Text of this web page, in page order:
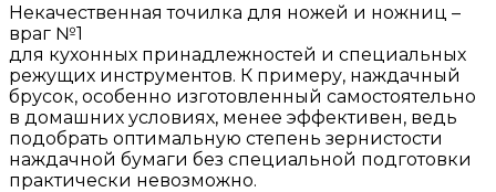
Некачественная точилка для ножей и ножниц –
враг №1
для кухонных принадлежностей и специальных
режущих инструментов. К примеру, наждачный
брусок, особенно изготовленный самостоятельно
в домашних условиях, менее эффективен, ведь
подобрать оптимальную степень зернистости
наждачной бумаги без специальной подготовки
практически невозможно.